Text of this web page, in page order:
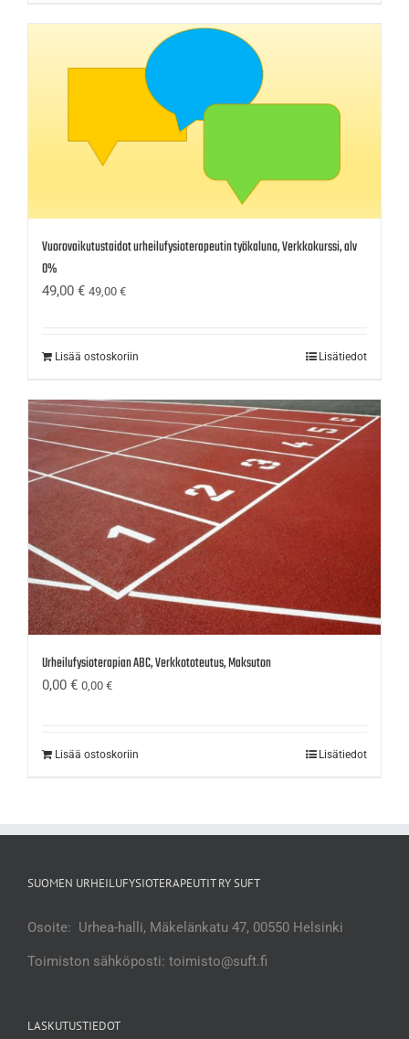
Vuorovaikutustaidot urheilufysioterapeutin työkaluna, Verkkokurssi, alv
0%
49,00 € 49,00 €
Lisää ostoskoriin Lisätiedot
Urheilufysioterapian ABC, Verkkototeutus, Maksuton
0,00 € 0,00 €
Lisää ostoskoriin Lisätiedot
SUOMEN URHEILUFYSIOTERAPEUTIT RY SUFT
Osoite: Urhea-halli, Mäkelänkatu 47, 00550 Helsinki
Toimiston sähköposti: toimisto@suft.fi
LASKUTUSTIEDOT